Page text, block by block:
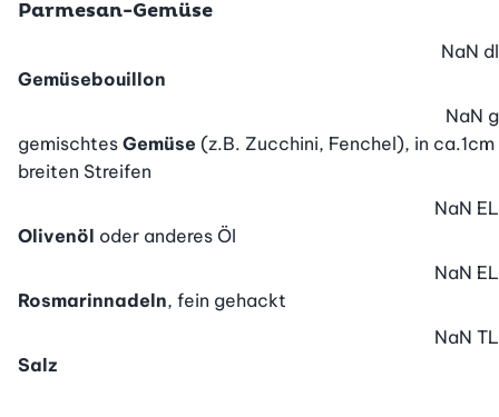
Parmesan-Gemüse
Gemüsebouillon
NaN dl
gemischtes Gemüse (z.B. Zucchini, Fenchel), in ca.1cm
breiten Streifen
NaN g
Olivenöl oder anderes Öl
NaN EL
Rosmarinnadeln, fein gehackt
NaN EL
Salz
NaN TL